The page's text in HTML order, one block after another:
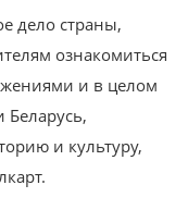
дело страны,
ознакомиться
и в целом
Беларусь,
и культуру,